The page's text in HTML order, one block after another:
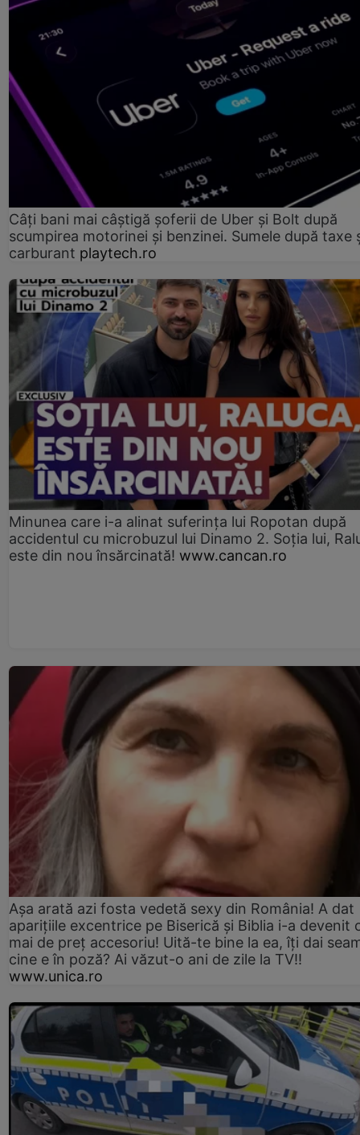
Câți bani mai câștigă șoferii de Uber și Bolt după
scumpirea motorinei şi benzinei. Sumele după taxe
carburant playtech.ro
Minunea care i-a alinat suferința lui Ropotan după
accidentul cu microbuzul lui Dinamo 2. Soția lui,
este din nou însărcinată! www.cancan.ro
Așa arată azi fosta vedetă sexy din România! A dat
aparițiile excentrice pe Biserică și Biblia i-a devenit
mai de preț accesoriu! Uită-te bine la ea, îți dai
cine e în poză? Ai văzut-o ani de zile la TV!!
www.unica.ro